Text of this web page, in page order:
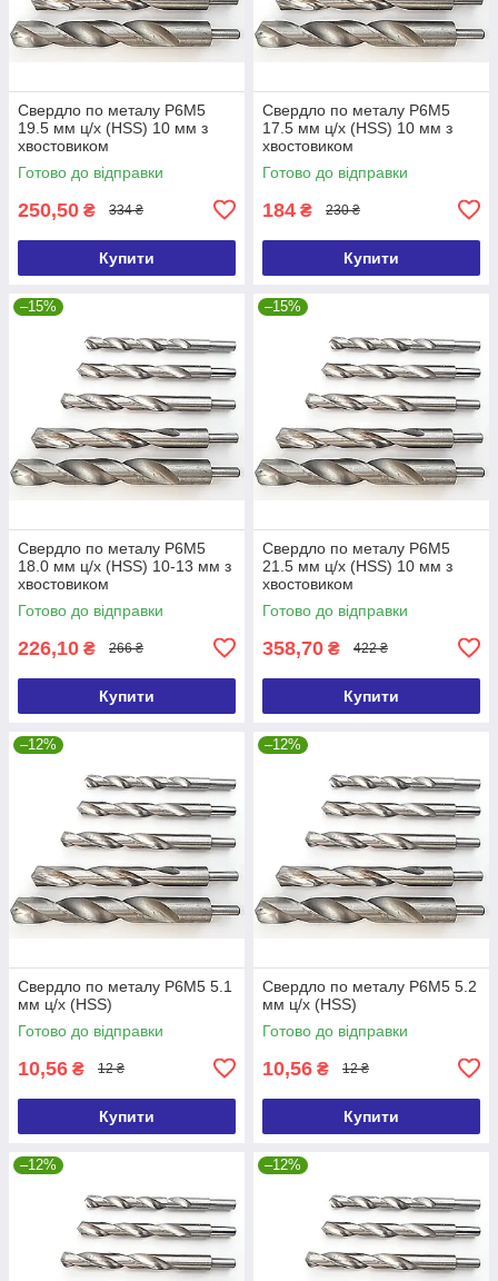
Свердло по металу Р6М5
19.5 мм ц/х (HSS) 10 мм з
хвостовиком
Готово до відправки
250,50 ₴ 334 ₴
Купити
Свердло по металу Р6М5
17.5 мм ц/х (HSS) 10 мм з
хвостовиком
Готово до відправки
184 ₴ 230 ₴
Купити
–15%
Свердло по металу Р6М5
18.0 мм ц/х (HSS) 10-13 мм з
хвостовиком
Готово до відправки
226,10 ₴ 266 ₴
Купити
–15%
Свердло по металу Р6М5
21.5 мм ц/х (HSS) 10 мм з
хвостовиком
Готово до відправки
358,70 ₴ 422 ₴
Купити
–12%
Свердло по металу Р6М5 5.1
мм ц/х (HSS)
Готово до відправки
10,56 ₴ 12 ₴
Купити
–12%
Свердло по металу Р6М5 5.2
мм ц/х (HSS)
Готово до відправки
10,56 ₴ 12 ₴
Купити
–12% –12%